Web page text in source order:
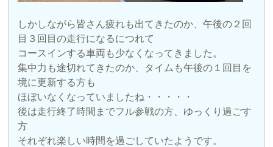
しかしながら皆さん疲れも出てきたのか、午後の２回
目３回目の走行になるにつれて
コースインする車両も少なくなってきました。
集中力も途切れてきたのか、タイムも午後の１回目を
境に更新する方も
ほぼいなくなっていましたね・・・・・
後は走行終了時間までフル参戦の方、ゆっくり過ごす
方
それぞれ楽しい時間を過ごしていたようです。